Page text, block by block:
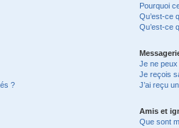
?
Pourquoi
Qu’est-ce
Qu’est-ce
Je ne
Je reçois
J’ai reçu
Amis et
Que sont